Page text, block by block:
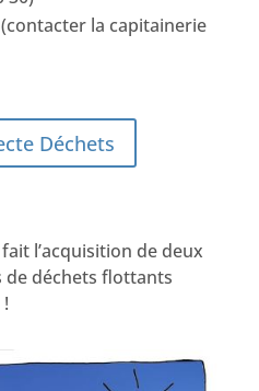
la capitainerie
Déchets
l’acquisition de deux
de déchets flottants